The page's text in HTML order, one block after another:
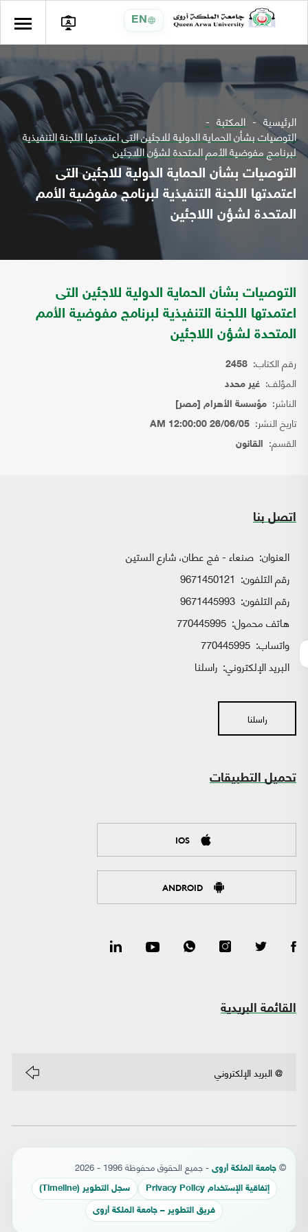
EN
الرئيسية المكتبة
التوصيات بشأن الحماية الدولية للاجئين التى اعتمدتها اللجنة التنفيذية
لبرنامج مفوضية الأمم المتحدة لشؤن اللاجئين
التوصيات بشأن الحماية الدولية للاجئين التى
اعتمدتها اللجنة التنفيذية لبرنامج مفوضية الأمم
المتحدة لشؤن اللاجئين
التوصيات بشأن الحماية الدولية للاجئين التى
اعتمدتها اللجنة التنفيذية لبرنامج مفوضية الأمم
المتحدة لشؤن اللاجئين
رقم الكتاب: 2458
المؤلف: غير محدد
الناشر: مؤسسة الأهرام [مصر]
تاريخ النشر: 26/06/05 12:00:00 AM
القسم: القانون
اتصل بنا
العنوان: صنعاء - فج عطان، شارع الستين
رقم التلفون: 9671450121
رقم التلفون: 9671445993
هاتف محمول: 770445995
واتساب:
البريد الإلكتروني: راسلنا
راسلنا
تحميل التطبيقات
IOS
ANDROID
القائمة البريدية
© جامعة الملكة أروى - جميع الحقوق محفوظة 1996 - 2026
إتفاقية الإستخدام Privacy Policy سجل التطوير (Timeline)
فريق التطوير – جامعة الملكة أروى